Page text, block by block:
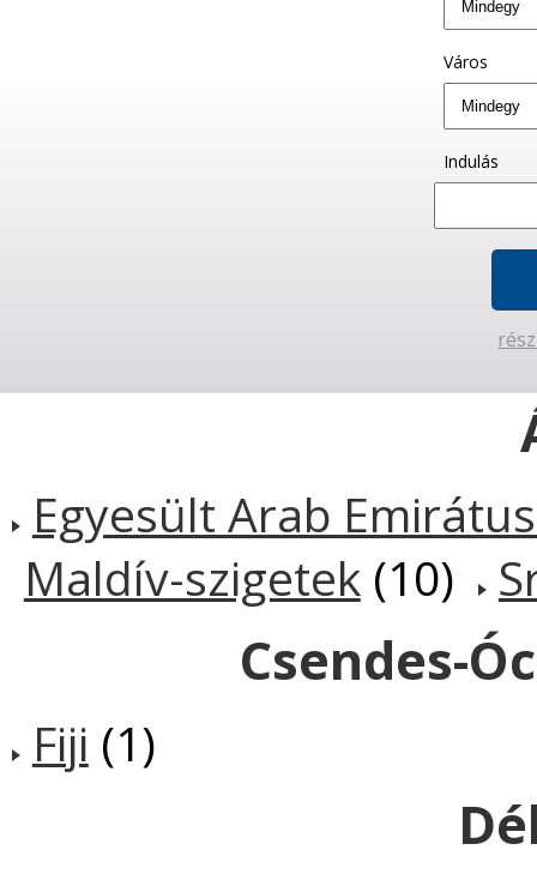
Város
Indulás
Egyesült Arab
Maldív-szigetek(10)
Csendes-
Fiji (1)